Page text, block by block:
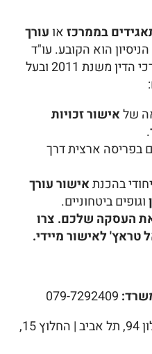
בממרכזאועורך
הניסיון הוא הקובע. עו"ד
עמנואל טראץ', חבר לשכת עורכי הדין משנת 2011 ובעל
שלאישור זכויות
.
בפריסה ארצית דרך
בהכנתאישור עורך
וגופים ביטחוניים.
העסקה שלכם. צרו
טראץ' לאישור מיידי.
מגדלי אלון 2, יגאל אלון 94, תל אביב | החלוץ 15,